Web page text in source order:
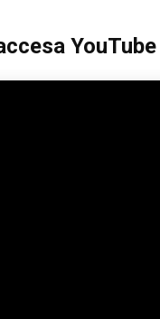
YouTube